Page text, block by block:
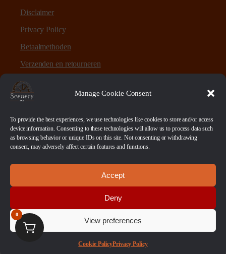
Manage Cookie Consent
To provide the best experiences, we use technologies like cookies to store and/or access
device information. Consenting to these technologies will allow us to process data such
as browsing behavior or unique IDs on this site. Not consenting or withdrawing
consent, may adversely affect certain features and functions.
Accept
Deny
View preferences
Cookie PolicyPrivacy Policy
Disclaimer
Privacy Policy
Betaalmethoden
Verzenden en retourneren
Sitemap
Over Scenery en Zo
Scenery en Zo is een webshop voor table-top games en
scenery. Maar ook ruwe materialen, bases en sokkels.
Betaalmethoden
© 2026 Scenery en Zo. Alle Rechten Voorbehouden
0